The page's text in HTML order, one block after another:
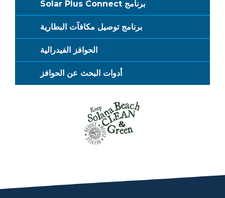
برنامج Solar Plus Connect
برنامج توصيل مكافآت البطارية
الحوافز الفيدرالية
أدوات البحث عن الحوافز